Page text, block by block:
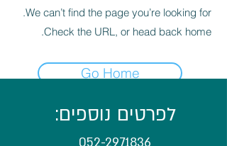
We can’t find the page you’re looking for.
Check the URL, or head back home.
Go Home
לפרטים נוספים: